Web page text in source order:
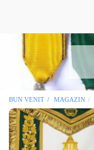
BUN VENIT MAGAZIN